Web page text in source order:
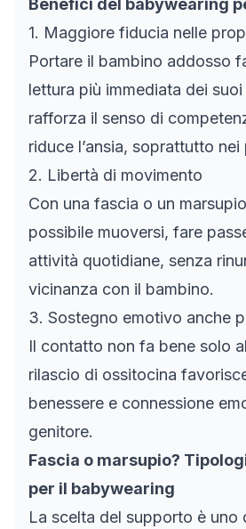
Benefici del babywearing
1. Maggiore fiducia nelle
Portare il bambino addosso
lettura più immediata dei
rafforza il senso di
riduce l’ansia, soprattutto nei
2. Libertà di movimento
Con una fascia o un
possibile muoversi, fare
attività quotidiane, senza
vicinanza con il bambino.
3. Sostegno emotivo anche
Il contatto non fa bene solo
rilascio di ossitocina
benessere e connessione
genitore.
Fascia o marsupio?
per il babywearing
La scelta del supporto è uno